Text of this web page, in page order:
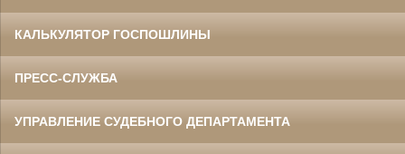
КАЛЬКУЛЯТОР ГОСПОШЛИНЫ
ПРЕСС-СЛУЖБА
УПРАВЛЕНИЕ СУДЕБНОГО ДЕПАРТАМЕНТА